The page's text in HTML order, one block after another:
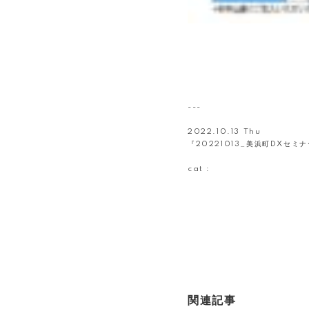
---
2022.10.13 Thu
『20221013_美浜町DXセミナ
cat :
関連記事